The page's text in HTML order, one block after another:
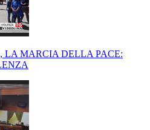
LA MARCIA DELLA PACE: